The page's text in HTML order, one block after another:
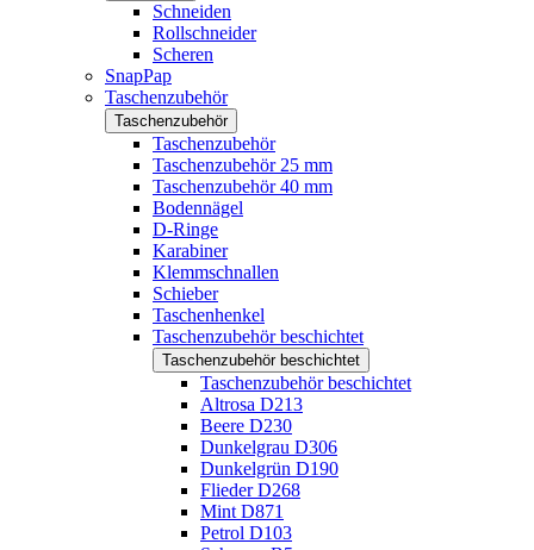
Schneiden
Rollschneider
Scheren
SnapPap
Taschenzubehör
Taschenzubehör
Taschenzubehör
Taschenzubehör 25 mm
Taschenzubehör 40 mm
Bodennägel
D-Ringe
Karabiner
Klemmschnallen
Schieber
Taschenhenkel
Taschenzubehör beschichtet
Taschenzubehör beschichtet
Taschenzubehör beschichtet
Altrosa D213
Beere D230
Dunkelgrau D306
Dunkelgrün D190
Flieder D268
Mint D871
Petrol D103